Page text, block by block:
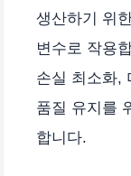
생산하기 위
변수로 작용
손실 최소화,
품질 유지를
합니다.